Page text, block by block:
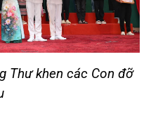
Thư khen các Con đỡ